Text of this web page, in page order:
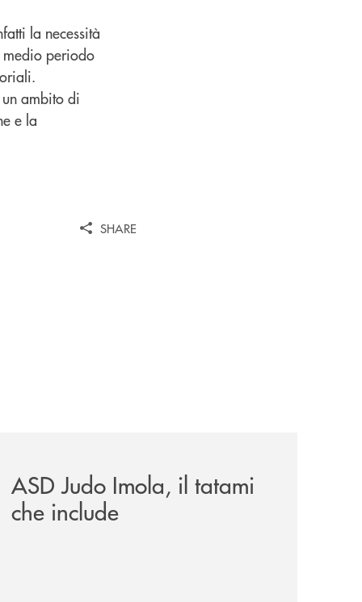
la necessità
medio periodo
ambito di
e la
SHARE
ASD Judo Imola, il tatami
che include